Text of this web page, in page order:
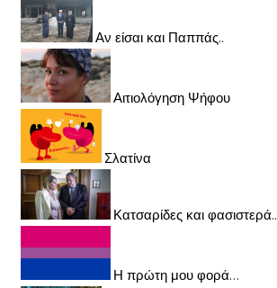
Αν είσαι και Παππάς..
Αιτιολόγηση Ψήφου
Σλατίνα
Κατσαρίδες και φασιστερά..
Η πρώτη μου φορά…